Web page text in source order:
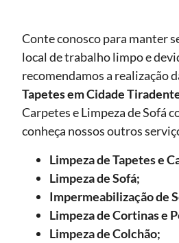
Conte conosco para manter
local de trabalho limpo e
recomendamos a realização
Tapetesem Cidade
Carpetes e Limpeza de Sofá
conheça nossos outros
Limpeza de Tapetes e
Limpeza de Sofá;
Impermeabilização de
Limpeza de Cortinas e
Limpeza de Colchão;